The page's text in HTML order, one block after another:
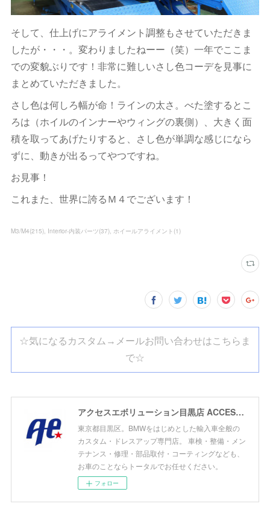
そして、仕上げにアライメント調整もさせていただきま
したが・・・。変わりましたねーー（笑）一年でここま
での変貌ぶりです！非常に難しいさし色コーデを見事に
まとめていただきました。
さし色は何しろ幅が命！ラインの太さ。べた塗するとこ
ろは（ホイルのインナーやウィングの裏側）、大きく面
積を取ってあげたりすると、さし色が単調な感じになら
ずに、動きが出るってやつですね。
お見事！
これまた、世界に誇るＭ４でございます！
M3/M4(215) Interior-内装パーツ(37) ホイールアライメント (1)
☆気になるカスタム→メールお問い合わせはこちらま
で☆
アクセスエボリューション目黒店 ACCESS EVOLUTION MEGURO
東京都目黒区。BMWをはじめとした輸入車全般の
カスタム・ドレスアップ専門店。 車検・整備・メン
テナンス・修理・部品取付・コーティングなども、
お車のことならトータルでお任せください。
フォロー